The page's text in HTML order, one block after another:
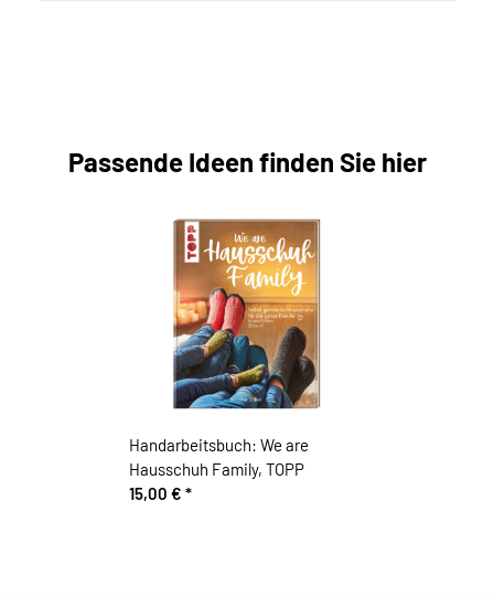
Passende Ideen finden Sie hier
Handarbeitsbuch: We are
Hausschuh Family, TOPP
15,00 € *